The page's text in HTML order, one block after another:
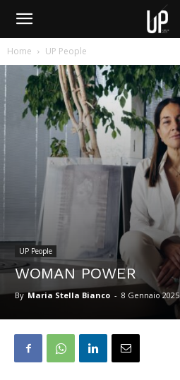
Home UP People
UP People
WOMAN POWER
By Maria Stella Bianco - 8 Gennaio 2025